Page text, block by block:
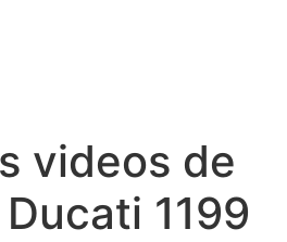
videos de
1199